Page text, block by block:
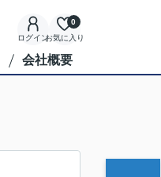
ログインお気に入り
0
会社概要